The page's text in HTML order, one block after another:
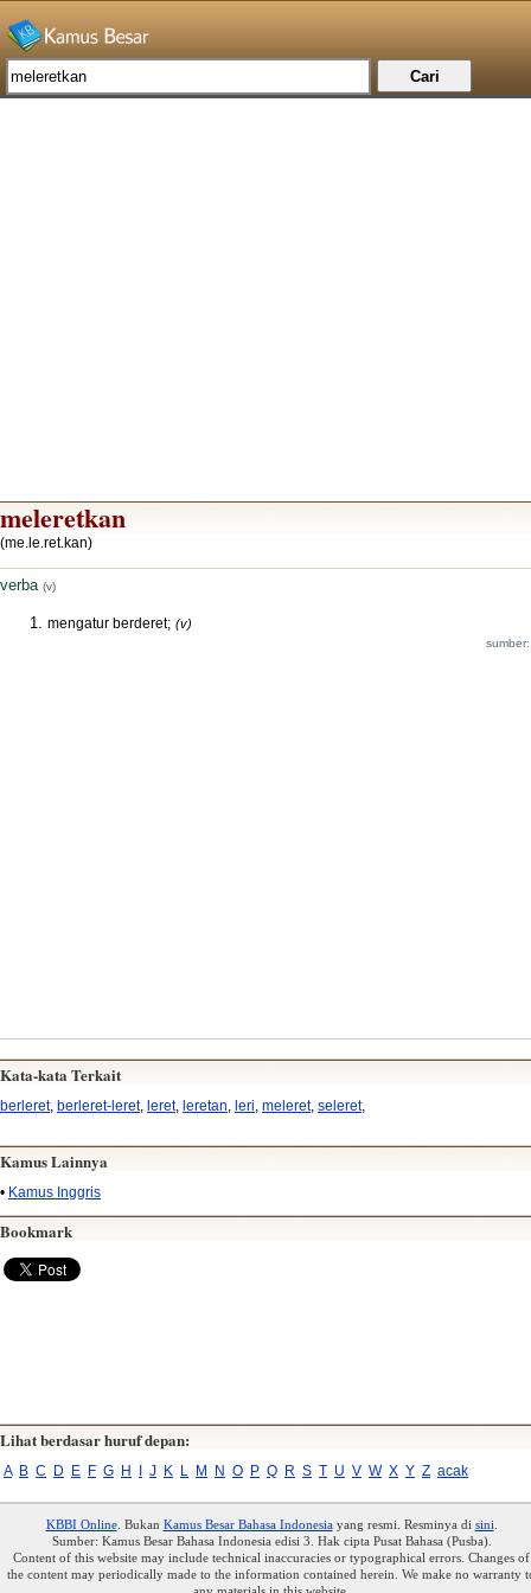
meleretkan
(me.le.ret.kan)
verba (v)
mengatur berderet; (v)
Kata-kata Terkait
berleret, berleret-leret, leret, leretan leri meleret, seleret,
Kamus Lainnya
• Kamus Inggris
Bookmark
Lihat berdasar huruf depan:
A B C D E F G H J K L M N O P Q R S T U V W X Y Z acak
KBBI Online. Bukan Kamus Besar Bahasa Indonesiayang resmi. Resminya di sini
Sumber: Kamus Besar Bahasa Indonesia edisi 3. Hak cipta Pusat Bahasa (Pusba).
Content of this website may include technical inaccuracies or typographical errors. Changes of
the content may periodically made to the information contained herein. We make no warranty